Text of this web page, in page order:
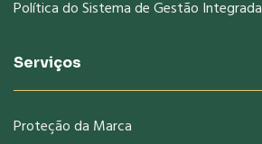
Política do Sistema de Gestão Integrada
Serviços
Proteção da Marca